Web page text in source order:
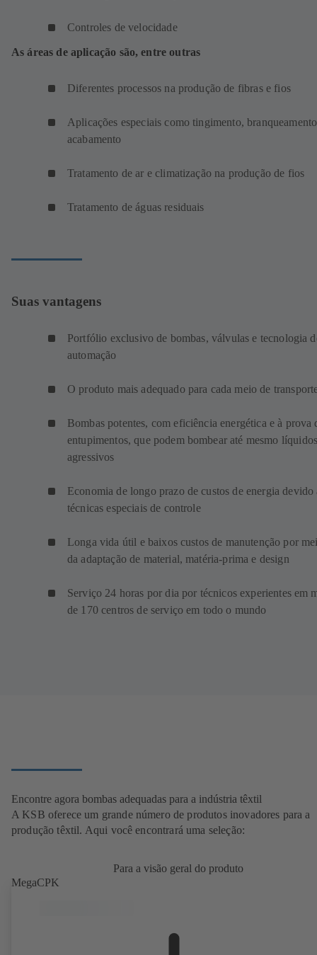
Controles de velocidade
As áreas de aplicação são, entre outras
Diferentes processos na produção de fibras e fios
Aplicações especiais como tingimento,
acabamento
Tratamento de ar e climatização na produção de fios
Tratamento de águas residuais
Suas vantagens
Portfólio exclusivo de bombas, válvulas e tecnologia
automação
O produto mais adequado para cada meio de
Bombas potentes, com eficiência energética e à prova
entupimentos, que podem bombear até mesmo
agressivos
Economia de longo prazo de custos de energia devido
técnicas especiais de controle
Longa vida útil e baixos custos de manutenção por
da adaptação de material, matéria-prima e design
Serviço 24 horas por dia por técnicos experientes em
de 170 centros de serviço em todo o mundo
Encontre agora bombas adequadas para a indústria têxtil
A KSB oferece um grande número de produtos inovadores para a
produção têxtil. Aqui você encontrará uma seleção:
Para a visão geral do produto
MegaCPK